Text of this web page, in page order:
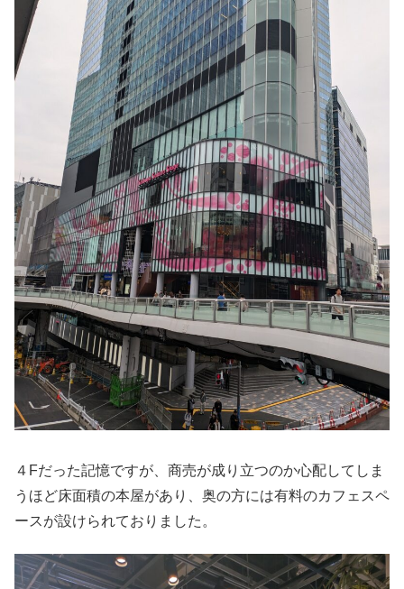
４Fだった記憶ですが、商売が成り立つのか心配してしま
うほど床面積の本屋があり、奥の方には有料のカフェスペ
ースが設けられておりました。